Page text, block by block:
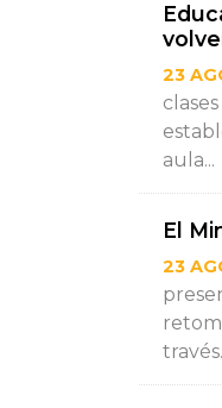
23
aula...
El
23